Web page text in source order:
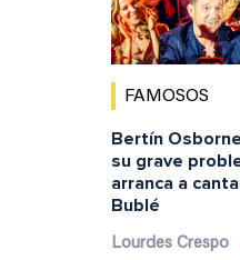
FAMOSOS
Bertín
su grave
arranca a
Bublé
Lourdes Crespo